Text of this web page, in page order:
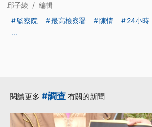
邱子綾 / 編輯
監察院
最高檢察署 陳情
24小時
...
閱讀更多 #調查 有關的新聞